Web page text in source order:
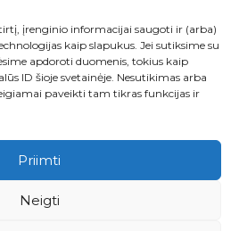
įrenginio informacijai saugoti ir (arba)
kaip slapukus. Jei sutiksime su
apdoroti duomenis, tokius kaip
ID šioje svetainėje. Nesutikimas arba
paveikti tam tikras funkcijas ir
Priimti
Neigti